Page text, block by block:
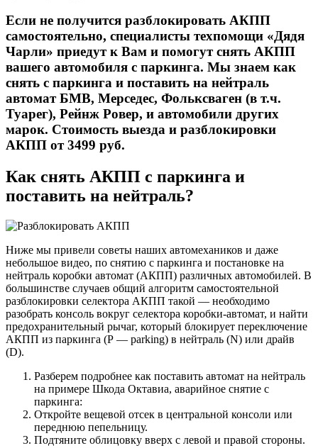
Если не получится разблокировать АКПП
самостоятельно, специалисты техпомощи «Дядя
Чарли» приедут к Вам и помогут снять АКПП
вашего автомобиля с паркинга. Мы знаем как
снять с паркинга и поставить на нейтраль
автомат БМВ, Мерседес, Фольксваген (в т.ч.
Туарег), Рейнж Ровер, и автомобили других
марок. Стоимость выезда и разблокировки
АКПП от 3499 руб.
Как снять АКПП с паркинга и
поставить на нейтраль?
Ниже мы привели советы наших автомехаников и даже
небольшое видео, по снятию с паркинга и постановке на
нейтраль коробки автомат (АКПП) различных автомобилей. В
большинстве случаев общий алгоритм самостоятельной
разблокировки селектора АКПП такой — необходимо
разобрать консоль вокруг селектора коробки-автомат, и найти
предохранительный рычаг, который блокирует переключение
АКПП из паркинга (Р — parking) в нейтраль (N) или драйв
(D).
Разберем подробнее как поставить автомат на нейтраль
на примере Шкода Октавиа, аварийное снятие с
паркинга:
Откройте вещевой отсек в центральной консоли или
переднюю пепельницу.
Подтяните облицовку вверх с левой и правой стороны.